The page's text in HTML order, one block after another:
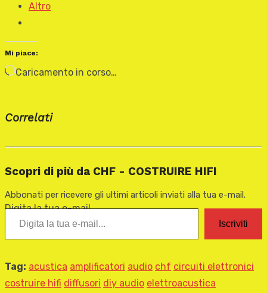
Altro
Mi piace:
Caricamento in corso…
Correlati
Scopri di più da CHF - COSTRUIRE HIFI
Abbonati per ricevere gli ultimi articoli inviati alla tua e-mail.
Digita la tua e-mail...
Iscriviti
Tag: acustica amplificatori audio chf circuiti elettronici
costruire hifi diffusori diy audio elettroacustica